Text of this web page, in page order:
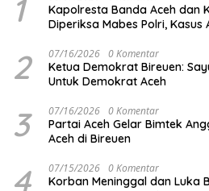
1
Kapolresta Banda Aceh dan
Diperiksa Mabes Polri, Kasus
2 07/16/2026 0 Komentar
Ketua Demokrat Bireuen:
Untuk Demokrat Aceh
3 07/16/2026 0 Komentar
Partai Aceh Gelar Bimtek
Aceh di Bireuen
4 07/15/2026 0 Komentar
Korban Meninggal dan Luka